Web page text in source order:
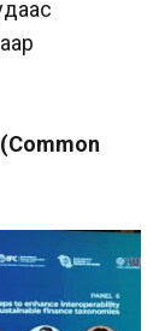
(Common